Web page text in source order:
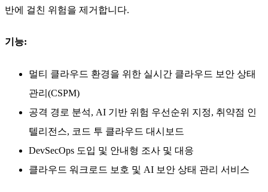
반에 걸친 위험을 제거합니다.
기능:
멀티 클라우드 환경을 위한 실시간 클라우드 보안 상태
관리(CSPM)
공격 경로 분석, AI 기반 위험 우선순위 지정, 취약점 인
텔리전스, 코드 투 클라우드 대시보드
DevSecOps 도입 및 안내형 조사 및 대응
클라우드 워크로드 보호 및 AI 보안 상태 관리 서비스